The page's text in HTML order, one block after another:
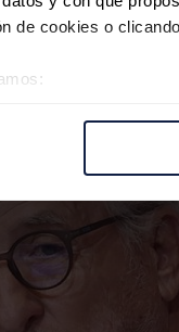
de cookies o
se usan para
web, quienes
uso que haya